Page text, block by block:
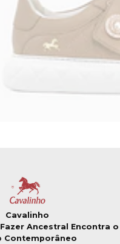
Cavalinho
Ancestral Encontra o
Contemporâneo